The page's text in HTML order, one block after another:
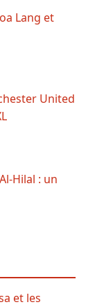
Lang et
United
Hilal : un
et les